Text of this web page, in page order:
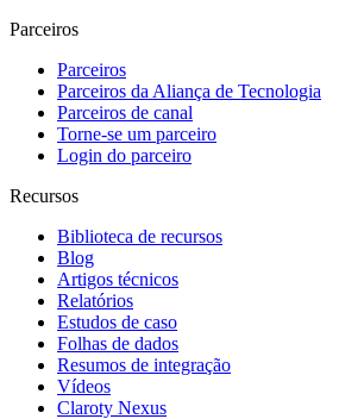
Parceiros
Parceiros
Parceiros da Aliança de Tecnologia
Parceiros de canal
Torne-se um parceiro
Login do parceiro
Recursos
Biblioteca de recursos
Blog
Artigos técnicos
Relatórios
Estudos de caso
Folhas de dados
Resumos de integração
Vídeos
Claroty Nexus